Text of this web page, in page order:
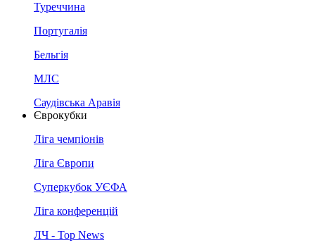
Туреччина
Португалія
Бельгія
МЛС
Саудівська Аравія
Єврокубки
Ліга чемпіонів
Ліга Європи
Суперкубок УЄФА
Ліга конференцій
ЛЧ - Top News